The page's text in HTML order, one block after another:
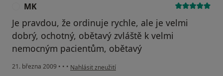
MK
Je pravdou, že ordinuje rychle, ale je velmi
dobrý, ochotný, obětavý zvláště k velmi
nemocným pacientům, obětavý
21. března 2009 • • • podle názoru uživatele MK
Nahlásit zneužití